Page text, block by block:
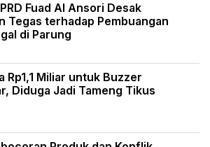
Fuad Al Ansori Desak
Tegas terhadap Pembuangan
di Parung
Rp1,1 Miliar untuk Buzzer
Diduga Jadi Tameng Tikus